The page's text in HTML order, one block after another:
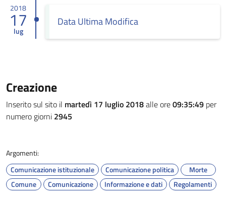
2018
17
lug
Data Ultima Modifica
Creazione
Inserito sul sito il martedì 17 luglio 2018alle ore09:35:49 per
numero giorni 2945
Argomenti:
Comunicazione istituzionale
Comunicazione politica
Morte
Comune
Comunicazione Informazione e dati Regolamenti